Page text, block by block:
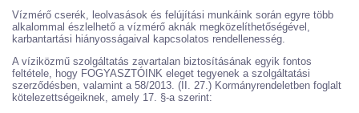
Vízmérő cserék, leolvasások és felújítási munkáink során egyre több
alkalommal észlelhető a vízmérő aknák megközelíthetőségével,
karbantartási hiányosságaival kapcsolatos rendellenesség.
A víziközmű szolgáltatás zavartalan biztosításának egyik fontos
feltétele, hogy FOGYASZTÓINK eleget tegyenek a szolgáltatási
szerződésben, valamint a 58/2013. (II. 27.) Kormányrendeletben foglalt
kötelezettségeiknek, amely 17. §-a szerint: